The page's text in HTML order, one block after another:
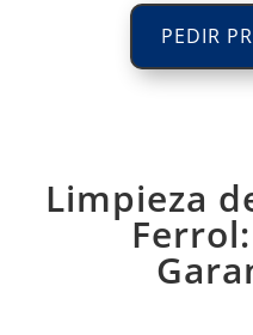
PEDIR
Limpieza